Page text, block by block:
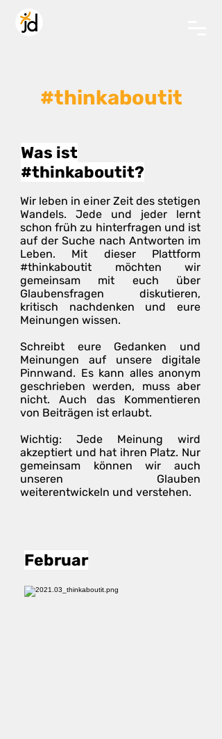
#thinkaboutit
Was ist
#thinkaboutit?
Wir leben in einer Zeit des stetigen
Wandels. Jede und jeder lernt
schon früh zu hinterfragen und ist
auf der Suche nach Antworten im
Leben. Mit dieser Plattform
#thinkaboutit möchten wir
gemeinsam mit euch über
Glaubensfragen diskutieren,
kritisch nachdenken und eure
Meinungen wissen.
Schreibt eure Gedanken und
Meinungen auf unsere digitale
Pinnwand. Es kann alles anonym
geschrieben werden, muss aber
nicht. Auch das Kommentieren
von Beiträgen ist erlaubt.
Wichtig: Jede Meinung wird
akzeptiert und hat ihren Platz. Nur
gemeinsam können wir auch
unseren Glauben
weiterentwickeln und verstehen.
Februar